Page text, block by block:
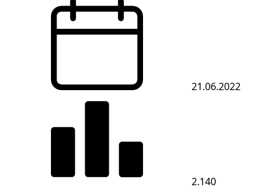
21.06.2022
2.140